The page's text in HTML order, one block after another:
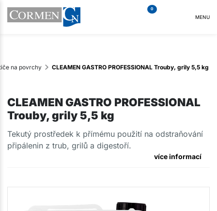
0
MENU
na povrchy CLEAMEN GASTRO PROFESSIONAL Trouby, grily 5,5 kg
CLEAMEN GASTRO PROFESSIONAL
Trouby, grily 5,5 kg
​Tekutý prostředek k přímému použití na odstraňování
připálenin z trub, grilů a digestoří.
více informací